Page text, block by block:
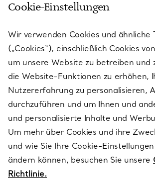
KUNDENSERVICE
SERVICES
ÜBER TIFFANY & CO.
RECHTLICHE HINWEISE
FOLGEN SIE UNS
Cookie-Einstellungen
Wir verwenden Cookies und ähnliche
(„Cookies“), einschließlich Cookies
um unsere Website zu betreiben und
die Website-Funktionen zu erhöhen,
Nutzererfahrung zu personalisieren,
durchzuführen und um Ihnen und
und personalisierte Inhalte und
Um mehr über Cookies und ihre
und wie Sie Ihre Cookie-
ändern können, besuchen Sie unsere
Richtlinie.